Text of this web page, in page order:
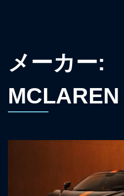
メーカー:
MCLAREN